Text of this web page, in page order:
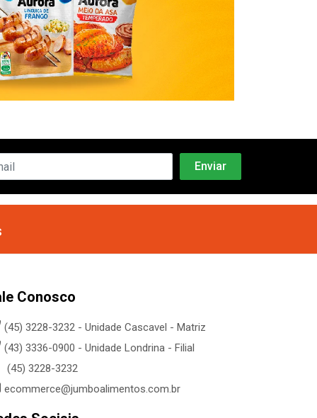
Conosco
(45) 3228-3232 - Unidade Cascavel - Matriz
(43) 3336-0900 - Unidade Londrina - Filial
(45) 3228-3232
ecommerce@jumboalimentos.com.br